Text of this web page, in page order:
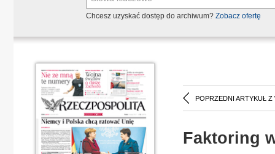
Chcesz uzyskać dostęp do archiwum? Zobacz ofertę
POPRZEDNI ARTYKUŁ Z
Faktoring